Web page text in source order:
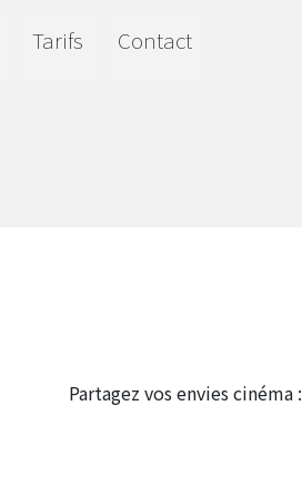
Tarifs Contact
Partagez vos envies cinéma :